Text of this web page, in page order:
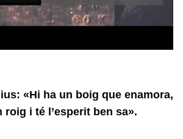
«Hi ha un boig que enamora,
i té l’esperit ben sa».